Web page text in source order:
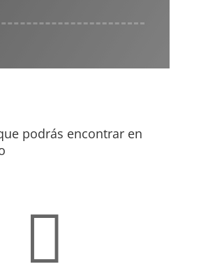
podrás encontrar en
